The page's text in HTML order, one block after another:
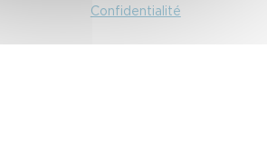
Confidentialité